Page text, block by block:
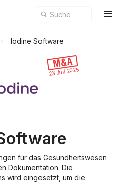
Iodine Software
23 Juli 2025
für das Gesundheitswesen
Dokumentation. Die
wird eingesetzt, um die